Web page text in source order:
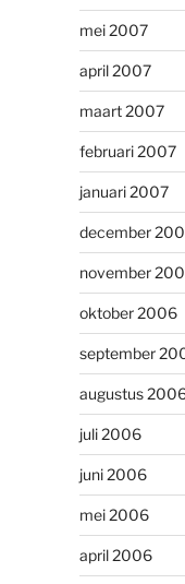
mei 2007
april 2007
maart 2007
februari 2007
januari 2007
december
november
oktober 2006
september
augustus
juli 2006
juni 2006
mei 2006
april 2006